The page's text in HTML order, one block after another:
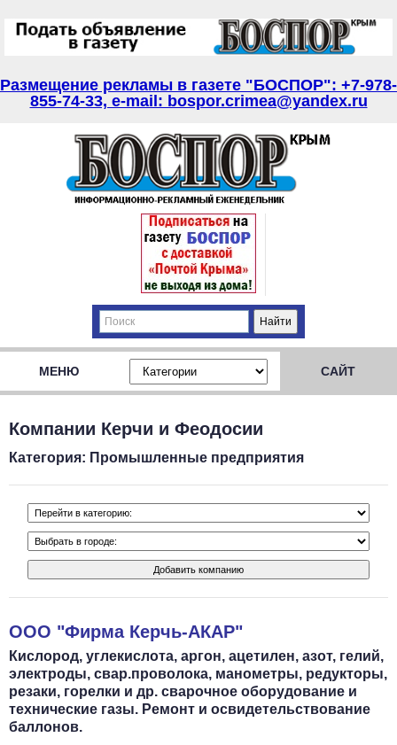
Размещение рекламы в газете "БОСПОР": +7-978-
855-74-33, e-mail: bospor.crimea@yandex.ru
МЕНЮ САЙТ
Компании Керчи и Феодосии
Категория: Промышленные предприятия
ООО "Фирма Керчь-АКАР"
Кислород, углекислота, аргон, ацетилен, азот, гелий,
электроды, свар.проволока, манометры, редукторы,
резаки, горелки и др. сварочное оборудование и
технические газы. Ремонт и освидетельствование
баллонов.